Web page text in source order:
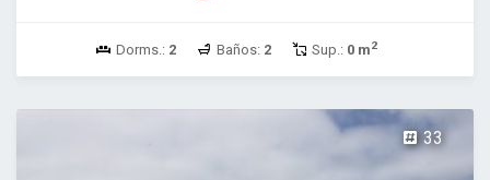
Dorms.: 2 Baños: 2 Sup.: 0 m2
33